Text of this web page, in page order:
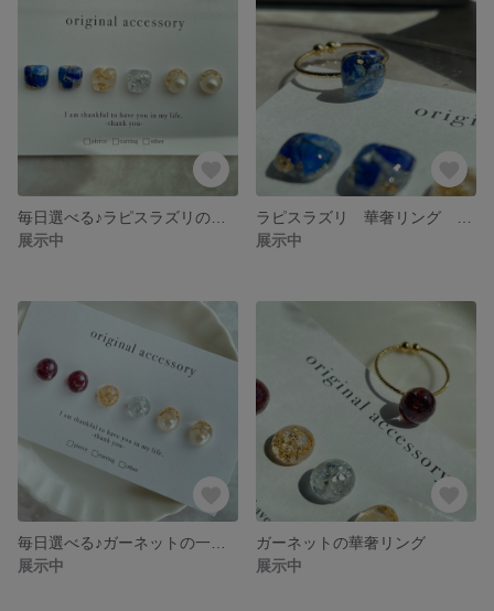
展示中
展示中
展示中
ガーネットの華奢リング
展示中